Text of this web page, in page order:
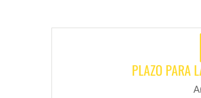
PLAZO PARA